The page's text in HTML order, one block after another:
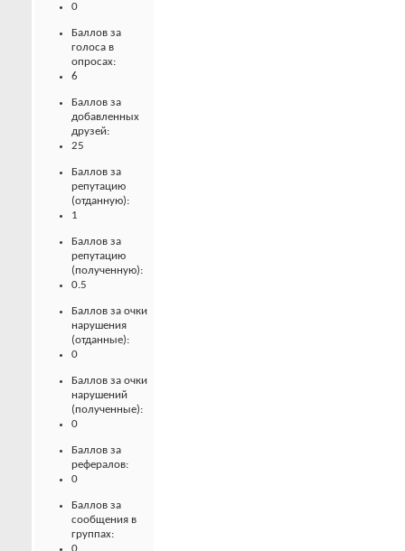
0
Баллов за
голоса в
опросах:
6
Баллов за
добавленных
друзей:
25
Баллов за
репутацию
(отданную):
1
Баллов за
репутацию
(полученную):
0.5
Баллов за очки
нарушения
(отданные):
0
Баллов за очки
нарушений
(полученные):
0
Баллов за
рефералов:
0
Баллов за
сообщения в
группах: